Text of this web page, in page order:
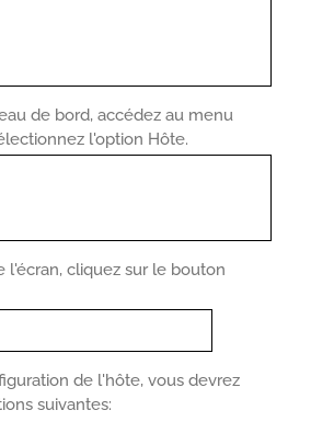
de bord, accédez au menu
l'option Hôte.
l'écran, cliquez sur le bouton
de l'hôte, vous devrez
suivantes: